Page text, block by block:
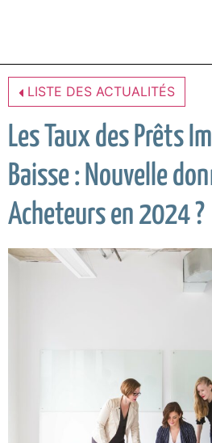
LISTE DES ACTUALITÉS
Les Taux des Prêts
Baisse : Nouvelle
Acheteurs en 2024 ?